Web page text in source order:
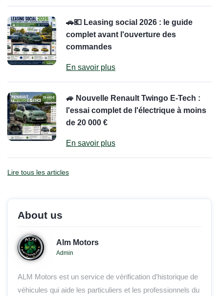
🚗💶 Leasing social 2026 : le guide
complet avant l'ouverture des
commandes
En savoir plus
🚙 Nouvelle Renault Twingo E-Tech :
l'essai complet de l'électrique à moins
de 20 000 €
En savoir plus
Lire tous les articles
About us
Alm Motors
Admin
ALM Motors est un service de vérification d’historique de
véhicules qui aide les particuliers et les professionnels du